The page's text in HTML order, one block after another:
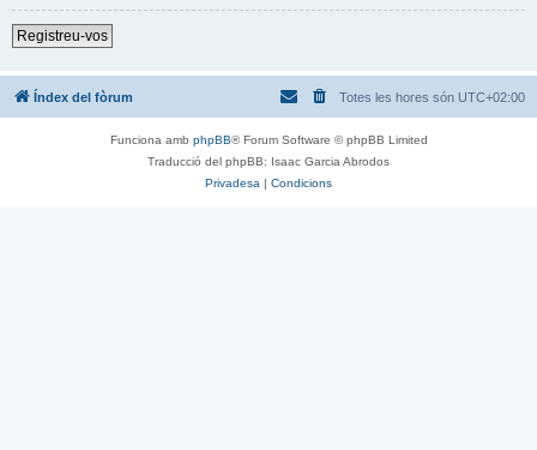
Registreu-vos
Índex del fòrum Totes les hores són UTC+02:00
Funciona amb phpBB® Forum Software © phpBB Limited
Traducció del phpBB: Isaac Garcia Abrodos
Privadesa
Condicions